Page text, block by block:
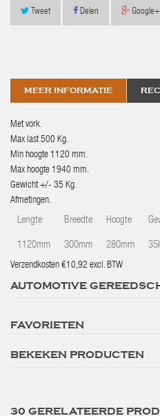
Tweet Delen Google+
MEER INFORMATIE
Met vork.
Max last 500 Kg.
Min hoogte 1120 mm.
Max hoogte 1940 mm.
Gewicht +/- 35 Kg.
Afmetingen.
Lengte Breedte Hoogte
1120mm 300mm 280mm
Verzendkosten €10,92 excl. BTW
AUTOMOTIVE
FAVORIETEN
BEKEKEN PRODUCTEN
30 GERELATEERDE